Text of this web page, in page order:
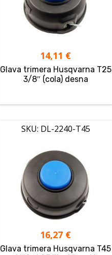
14,11 €
Glava trimera Husqvarna T25
3/8″ (cola) desna
SKU: DL-2240-T45
16,27 €
Glava trimera Husqvarna T45